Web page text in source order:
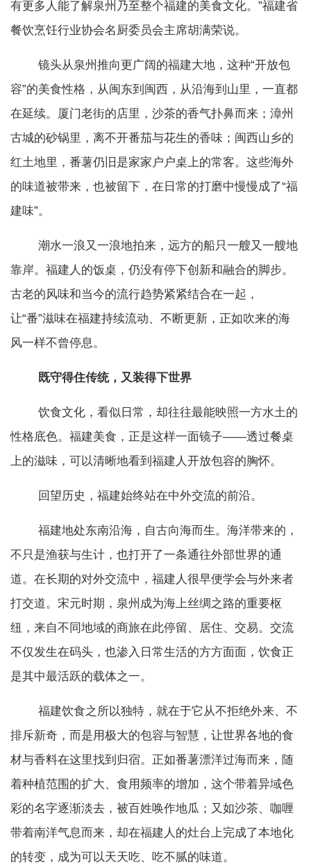
有更多人能了解泉州乃至整个福建的美食文化。”福建省
餐饮烹饪行业协会名厨委员会主席胡满荣说。
镜头从泉州推向更广阔的福建大地，这种“开放包
容”的美食性格，从闽东到闽西，从沿海到山里，一直都
在延续。厦门老街的店里，沙茶的香气扑鼻而来；漳州
古城的砂锅里，离不开番茄与花生的香味；闽西山乡的
红土地里，番薯仍旧是家家户户桌上的常客。这些海外
的味道被带来，也被留下，在日常的打磨中慢慢成了“福
建味”。
潮水一浪又一浪地拍来，远方的船只一艘又一艘地
靠岸。福建人的饭桌，仍没有停下创新和融合的脚步。
古老的风味和当今的流行趋势紧紧结合在一起，
让“番”滋味在福建持续流动、不断更新，正如吹来的海
风一样不曾停息。
既守得住传统，又装得下世界
饮食文化，看似日常，却往往最能映照一方水土的
性格底色。福建美食，正是这样一面镜子——透过餐桌
上的滋味，可以清晰地看到福建人开放包容的胸怀。
回望历史，福建始终站在中外交流的前沿。
福建地处东南沿海，自古向海而生。海洋带来的，
不只是渔获与生计，也打开了一条通往外部世界的通
道。在长期的对外交流中，福建人很早便学会与外来者
打交道。宋元时期，泉州成为海上丝绸之路的重要枢
纽，来自不同地域的商旅在此停留、居住、交易。交流
不仅发生在码头，也渗入日常生活的方方面面，饮食正
是其中最活跃的载体之一。
福建饮食之所以独特，就在于它从不拒绝外来、不
排斥新奇，而是用极大的包容与智慧，让世界各地的食
材与香料在这里找到归宿。正如番薯漂洋过海而来，随
着种植范围的扩大、食用频率的增加，这个带着异域色
彩的名字逐渐淡去，被百姓唤作地瓜；又如沙茶、咖喱
带着南洋气息而来，却在福建人的灶台上完成了本地化
的转变，成为可以天天吃、吃不腻的味道。